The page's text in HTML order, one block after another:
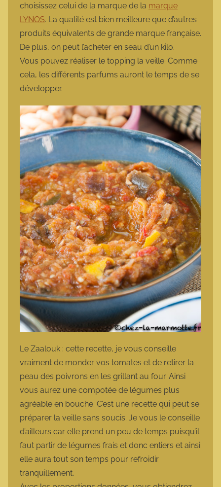
choisissez celui de la marque de la marque
LYNOS. La qualité est bien meilleure que d’autres
produits équivalents de grande marque française.
De plus, on peut l’acheter en seau d’un kilo.
Vous pouvez réaliser le topping la veille. Comme
cela, les différents parfums auront le temps de se
développer.
Le Zaalouk : cette recette, je vous conseille
vraiment de monder vos tomates et de retirer la
peau des poivrons en les grillant au four. Ainsi
vous aurez une compotée de légumes plus
agréable en bouche. C’est une recette qui peut se
préparer la veille sans soucis. Je vous le conseille
d’ailleurs car elle prend un peu de temps puisqu’il
faut partir de légumes frais et donc entiers et ainsi
elle aura tout son temps pour refroidir
tranquillement.